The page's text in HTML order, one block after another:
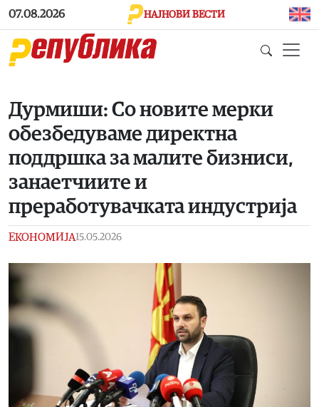
Skip to main content
07.08.2026 НАЈНОВИ ВЕСТИ
Дурмиши: Со новите мерки
обезбедуваме директна
поддршка за малите бизниси,
занаетчиите и
преработувачката индустрија
ЕКОНОМИЈА15.05.2026